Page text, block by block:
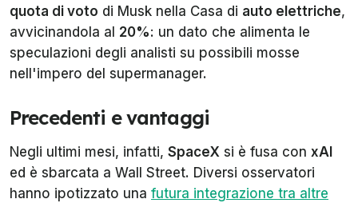
quota di voto di Musk nella Casa di auto elettriche,
avvicinandola al 20%: un dato che alimenta le
speculazioni degli analisti su possibili mosse
nell'impero del supermanager.
Precedenti e vantaggi
Negli ultimi mesi, infatti, SpaceX si è fusa con xAI
ed è sbarcata a Wall Street. Diversi osservatori
hanno ipotizzato una futura integrazione tra altre